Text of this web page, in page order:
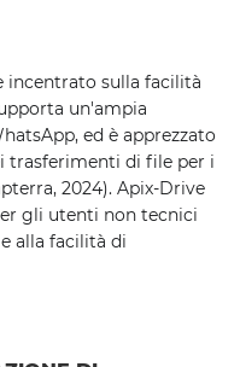
incentrato sulla facilità
un'ampia
ed è apprezzato
trasferimenti di file per i
2024). Apix-Drive
gli utenti non tecnici
alla facilità di